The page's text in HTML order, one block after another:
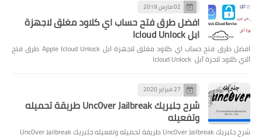
02 مارس 2019
افضل طرق فتح حساب اي كلاود مغلق لاجهزة
ابل Icloud Unlock
افضل طرق فتح حساب اي كلاود مغلق لاجهزة ابل Apple Icloud Unlock طرق فتح
الاي كلاود لاجزة آبل Icloud Unlock
27 فبراير 2020
شرح جلبريك Unc0ver Jailbreak طريقة تحميله
وتفعيله
شرح جلبريك Unc0ver Jailbreak طريقة تحميله وتفعيله جلبريك Unc0ver Jailbreak